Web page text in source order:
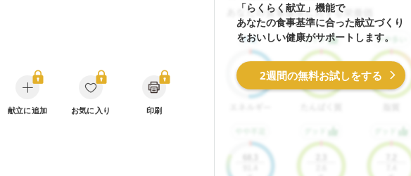
献立に追加 お気に入り 印刷
「らくらく献立」機能で
あなたの食事基準に合った献立づくり
をおいしい健康がサポートします。
2週間の無料お試しをする